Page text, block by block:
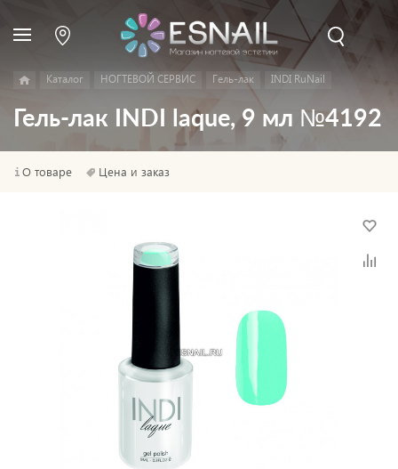
Каталог НОГТЕВОЙ СЕРВИС Гель-лак INDI RuNail
Гель-лак INDI laque, 9 мл №4192
О товаре Цена и заказ